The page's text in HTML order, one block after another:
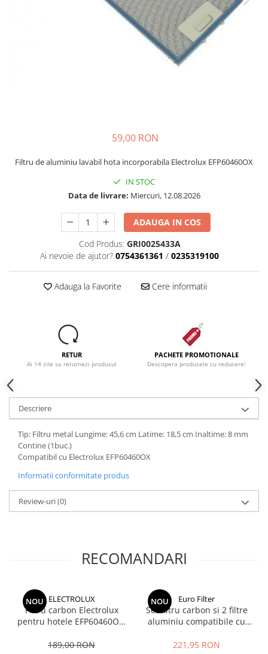
Accesorii Electrocasnice Mici
59,00 RON
Filtru de aluminiu lavabil hota incorporabila Electrolux EFP60460OX
IN STOC
Data de livrare: Miercuri, 12.08.2026
ADAUGA IN COS
Cod Produs: GRI0025433A
Ai nevoie de ajutor? 0754361361 / 0235319100
Adauga la Favorite Cere informatii
RETUR
Ai 14 zile sa returnezi produsul
PACHETE PROMOTIONALE
Descopera produsele cu reducere!
Descriere
Tip: Filtru metal Lungime: 45,6 cm Latime: 18,5 cm Inaltime: 8 mm
Contine (1buc.)
Compatibil cu Electrolux EFP60460OX
Informatii conformitate produs
Review-uri(0)
RECOMANDARI
NOU ELECTROLUX
Filtru carbon Electrolux
pentru hotele EFP60460OX,
EFP60460OX; DPB5650M;
189,00 RON
NOU Euro Filter
Set filtru carbon si 2 filtre
aluminiu compatibile cu
EFP60460OX, EFP60460OW,
221,95 RON